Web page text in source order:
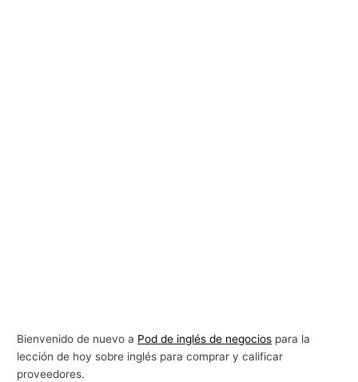
Bienvenido de nuevo a Pod de inglés de negocios para la
lección de hoy sobre inglés para comprar y calificar
proveedores.